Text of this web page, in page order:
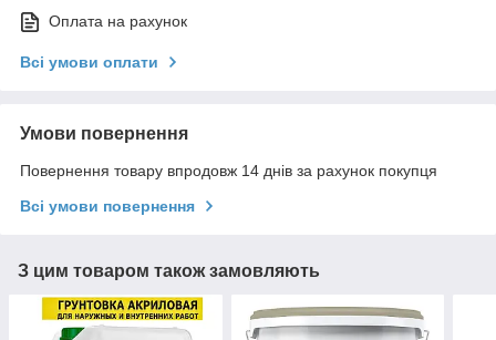
Оплата на рахунок
Всі умови оплати
Умови повернення
Повернення товару впродовж 14 днів за рахунок покупця
Всі умови повернення
З цим товаром також замовляють